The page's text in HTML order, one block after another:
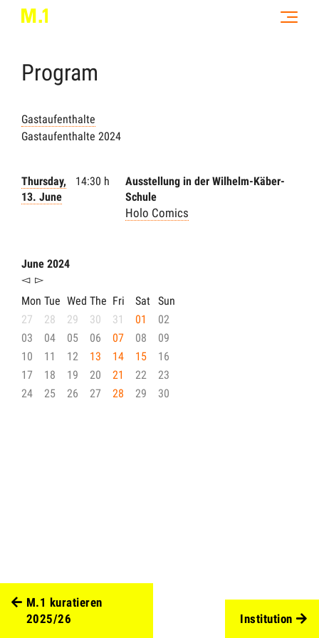
Program
Gastaufenthalte
Gastaufenthalte 2024
Thursday,
13. June
14:30 h
Ausstellung in der Wilhelm-Käber-
Schule
Holo Comics
June 2024
◅ ▻
Mon Tue Wed The Fri Sat Sun
27
28 29 30 31 01
02
03
04 05 06 07 08
09
10
11 12 13 14 15
16
17
18 19 20 21 22
23
24
25 26 27 28 29 30
M.1 kuratieren
2025/26
Institution